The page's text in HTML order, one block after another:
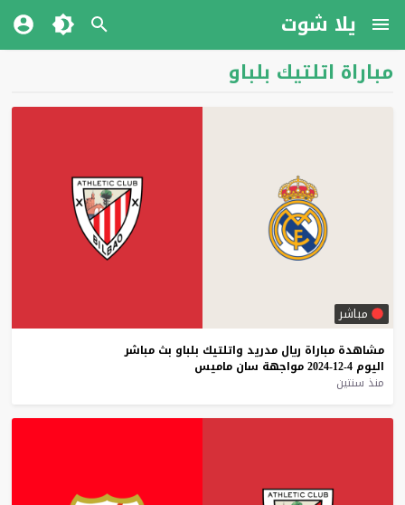
يلا شوت
مباراة اتلتيك بلباو
مباشر
مشاهدة مباراة ريال مدريد واتلتيك بلباو بث مباشر
اليوم 4-12-2024 مواجهة سان ماميس
منذ سنتين